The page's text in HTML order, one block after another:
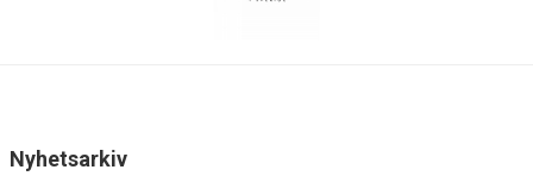
UTEBANORNA
Nyhetsarkiv